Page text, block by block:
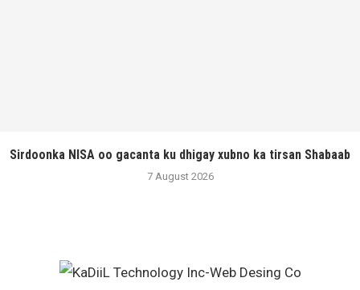
Sirdoonka NISA oo gacanta ku dhigay xubno ka tirsan Shabaab
7 August 2026